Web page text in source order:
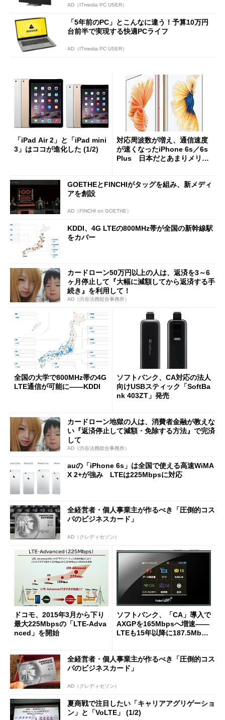
AD（ITmedia PC USER）
「5年前のPC」とこんなに違う！予算10万円
台前半で実現する快適PCライフ
AD（ITmedia PC USER）
「iPad Air 2」と「iPad mini
3」はココが進化した (1/2)
対応周波数が増え、通信速度
が速くなったiPhone 6s／6s
Plus 日本だとあまりメリッ
GOETHEとFINCHIがタッグを組み、新メディ
アを創設
AD（FINCHI on GOETHE）
KDDI、4G LTEの800MHz帯が全国の新幹線駅
をカバー
カードローン50万円以上の人は、返済を3～6
ヶ月停止して『大幅に減額してから返済する手
続き』を利用して！
AD（渋谷法務総合事務所）
全国の大学で800MHz帯の4G
LTE通信が可能に――KDDI
ソフトバンク、CA対応の法人
向けUSBスティック「SoftBa
nk 403ZT」発売
カードローン地獄の人は、消費者金融が教えな
い『返済停止して減額・免除する方法』で完済
して
AD（渋谷法務総合事務所）
auの「iPhone 6s」は全国で使える高速WiMA
X 2+が強み LTEは225Mbpsに対応
全経営者・個人事業主が作るべき「圧倒的コス
パのビジネスカード」
AD（クレディセゾン）
ドコモ、2015年3月から下り
最大225Mbpsの「LTE-Adva
nced」を開始
ソフトバンク、「CA」導入で
AXGPを165Mbpsへ増速――
LTEも15年以降に187.5Mbps
全経営者・個人事業主が作るべき「圧倒的コス
パのビジネスカード」
AD（クレディセゾン）
夏商戦で注目したい「キャリアアグリゲーショ
ン」と「VoLTE」 (1/2)